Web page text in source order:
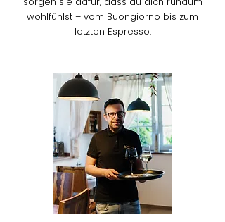
wohlfühlst – vom Buongiorno bis zum
letzten Espresso.